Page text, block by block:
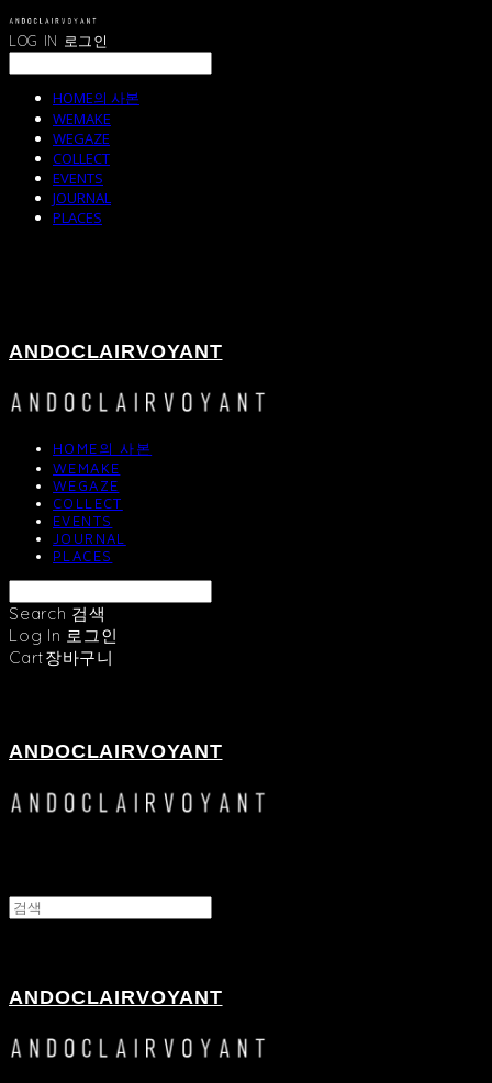
LOG IN 로그인
HOME의 사본
WEMAKE
WEGAZE
COLLECT
EVENTS
JOURNAL
PLACES
ANDOCLAIRVOYANT
HOME의 사본
WEMAKE
WEGAZE
COLLECT
EVENTS
JOURNAL
PLACES
Search 검색
Log In 로그인
Cart장바구니
ANDOCLAIRVOYANT
ANDOCLAIRVOYANT